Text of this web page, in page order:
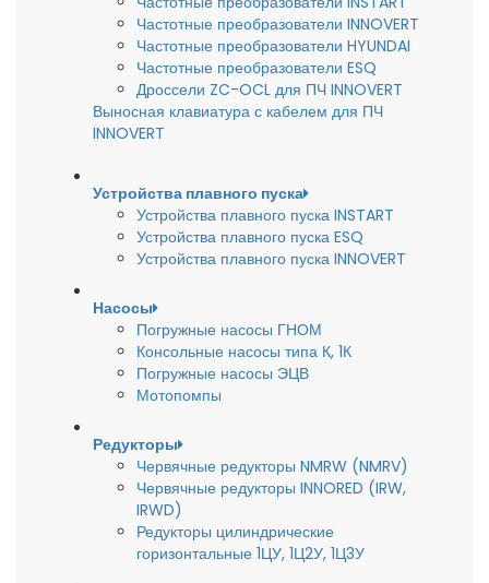
Частотные преобразователи INNOVERT
Частотные преобразователи HYUNDAI
Частотные преобразователи ESQ
Дроссели ZC-OCL для ПЧ INNOVERT
Выносная клавиатура с кабелем для ПЧ
INNOVERT
Устройства плавного пуска
Устройства плавного пуска INSTART
Устройства плавного пуска ESQ
Устройства плавного пуска INNOVERT
Насосы
Погружные насосы ГНОМ
Консольные насосы типа К, 1К
Погружные насосы ЭЦВ
Мотопомпы
Редукторы
Червячные редукторы NMRW (NMRV)
Червячные редукторы INNORED (IRW,
IRWD)
Редукторы цилиндрические
горизонтальные 1ЦУ, 1Ц2У, 1Ц3У